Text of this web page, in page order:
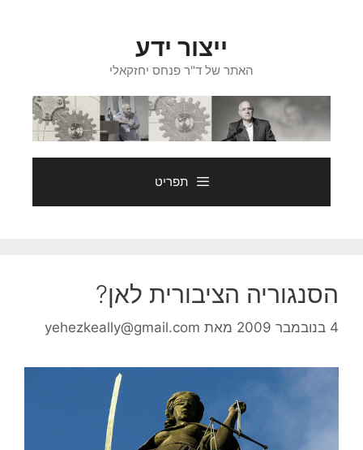
ייצור ידע
האתר של ד"ר פנחס יחזקאלי
תפריט
הסנגוריה הציבורית לאן?
4 בנובמבר 2009 מאת yehezkeally@gmail.com